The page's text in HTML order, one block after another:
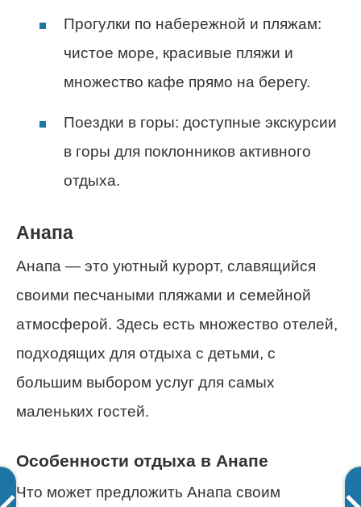
Прогулки по набережной и пляжам:
чистое море, красивые пляжи и
множество кафе прямо на берегу.
Поездки в горы: доступные экскурсии
в горы для поклонников активного
отдыха.
Анапа
Анапа — это уютный курорт, славящийся
своими песчаными пляжами и семейной
атмосферой. Здесь есть множество отелей,
подходящих для отдыха с детьми, с
большим выбором услуг для самых
маленьких гостей.
Особенности отдыха в Анапе
Что может предложить Анапа своим